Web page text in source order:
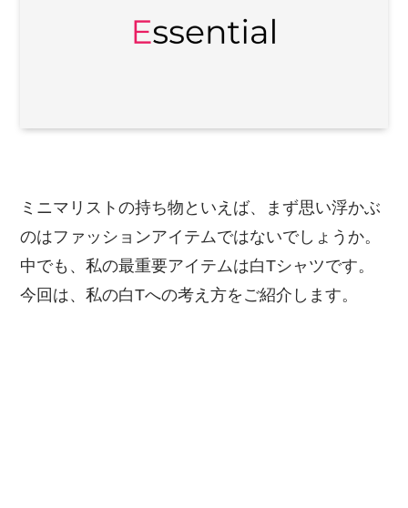
ミニマリストの持ち物といえば、まず思い浮かぶ
のはファッションアイテムではないでしょうか。
中でも、私の最重要アイテムは白Tシャツです。
今回は、私の白Tへの考え方をご紹介します。